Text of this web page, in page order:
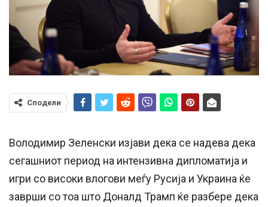
Сподели
Володимир Зеленски изјави дека се надева дека
сегашниот период на интензивна дипломатија и
игри со високи влогови меѓу Русија и Украина ќе
заврши со тоа што Доналд Трамп ќе разбере дека